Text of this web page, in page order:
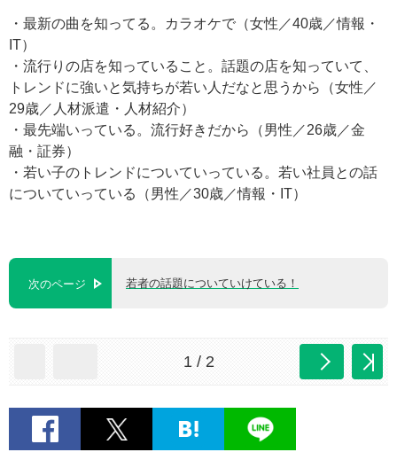
・最新の曲を知ってる。カラオケで（女性／40歳／情報・
IT）
・流行りの店を知っていること。話題の店を知っていて、
トレンドに強いと気持ちが若い人だなと思うから（女性／
29歳／人材派遣・人材紹介）
・最先端いっている。流行好きだから（男性／26歳／金
融・証券）
・若い子のトレンドについていっている。若い社員との話
についていっている（男性／30歳／情報・IT）
次のページ 若者の話題についていけている！
1 / 2